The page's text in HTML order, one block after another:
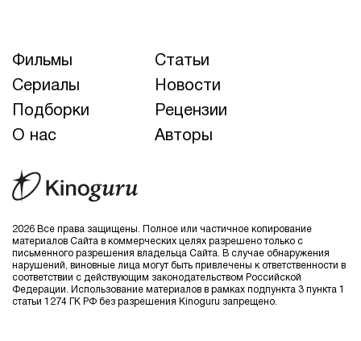
2026 Все права защищены. Полное или частичное копирование
материалов Сайта в коммерческих целях разрешено только с
письменного разрешения владельца Сайта. В случае обнаружения
нарушений, виновные лица могут быть привлечены к ответственности в
соответствии с действующим законодательством Российской
Федерации. Использование материалов в рамках подпункта 3 пункта 1
статьи 1274 ГК РФ без разрешения Kinoguru запрещено.
Фильмы
Статьи
Сериалы
Новости
Подборки
Рецензии
О нас
Авторы